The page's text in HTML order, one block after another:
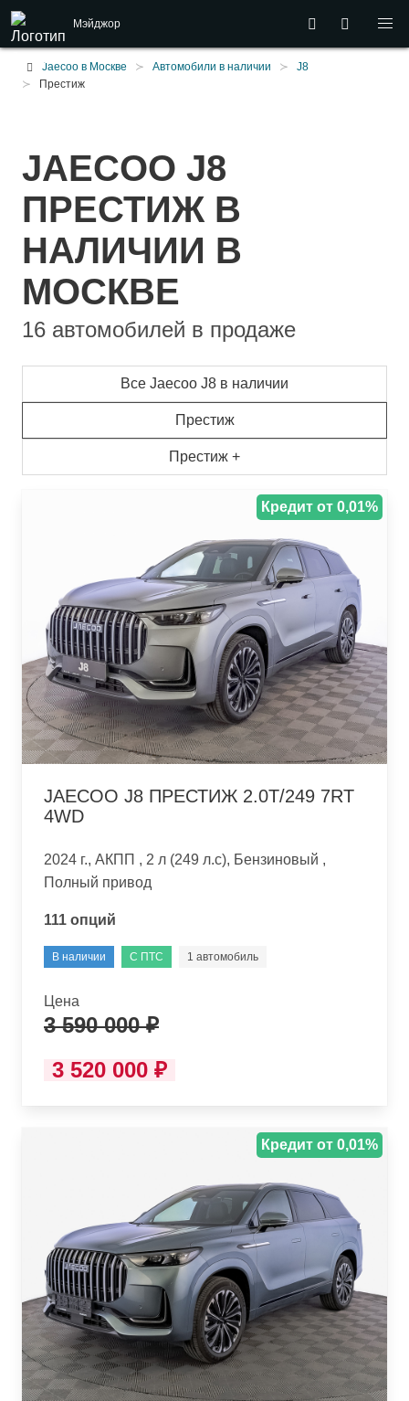
Мэйджор
Jaecoo в Москве Автомобили в наличии
J8
Престиж
JAECOO J8
ПРЕСТИЖ В
НАЛИЧИИ В
МОСКВЕ
16 автомобилей в продаже
Все Jaecoo J8 в наличии
Престиж
Престиж +
Кредит от 0,01%
JAECOO J8 ПРЕСТИЖ 2.0T/249 7RT
4WD
2024 г., АКПП , 2 л (249 л.с), Бензиновый ,
Полный привод
111 опций
В наличии С ПТС 1 автомобиль
Цена
3 590 000 ₽
3 520 000 ₽
Кредит от 0,01%